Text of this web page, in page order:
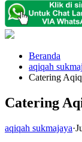
Beranda
aqiqah
Catering
Catering
aqiqah sukmajaya·